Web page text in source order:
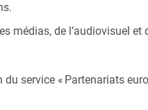
médias, de l’audiovisuel et
service « Partenariats